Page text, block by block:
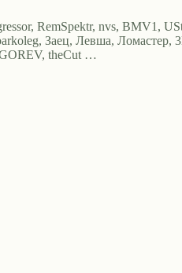
RemSpektr, nvs, BMV1,
Заец, Левша,
theCut …